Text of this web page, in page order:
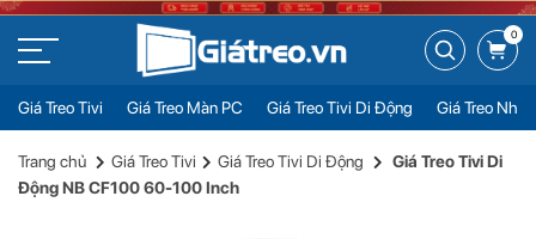
0
Giá Treo Tivi Giá Treo Màn PC Giá Treo Tivi Di Động
Giá Treo
7.300.000đ
Đặt mua
Trang chủ Giá Treo Tivi Giá Treo Tivi Di Động
Giá Treo Tivi Di
Động NB CF100 60-100 Inch